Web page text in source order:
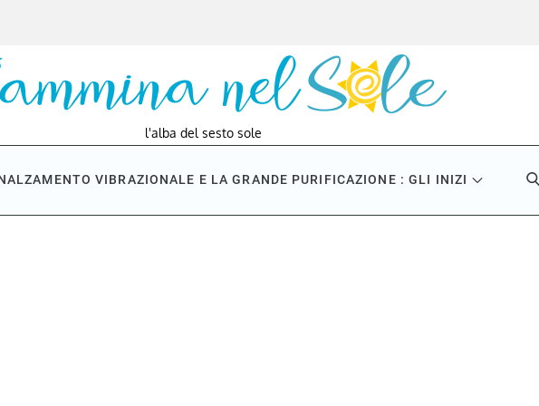
l'alba del sesto sole
VIBRAZIONALE E LA GRANDE PURIFICAZIONE : GLI INIZI